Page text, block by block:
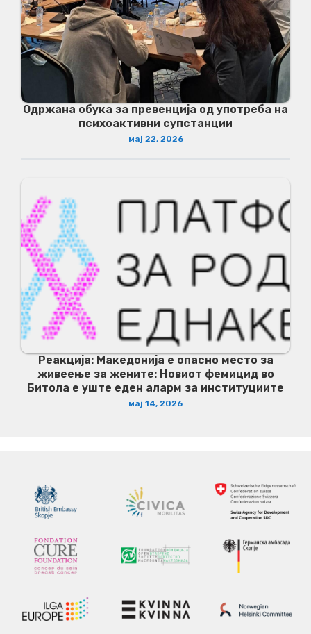
Одржана обука за превенција од употреба на
психоактивни супстанции
мај 22, 2026
Реакција: Македонија е опасно место за
живеење за жените: Новиот фемицид во
Битола е уште еден аларм за институциите
мај 14, 2026